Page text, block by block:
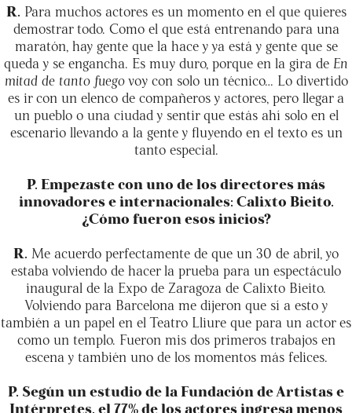
R. Para muchos actores es un momento en el que quieres
demostrar todo. Como el que está entrenando para una
maratón, hay gente que la hace y ya está y gente que se
queda y se engancha. Es muy duro, porque en la gira de En
mitad de tanto fuegovoy con solo un técnico… Lo divertido
es ir con un elenco de compañeros y actores, pero llegar a
un pueblo o una ciudad y sentir que estás ahí solo en el
escenario llevando a la gente y fluyendo en el texto es un
tanto especial.
P. Empezaste con uno de los directores más
innovadores e internacionales: Calixto Bieito.
¿Cómo fueron esos inicios?
R. Me acuerdo perfectamente de que un 30 de abril, yo
estaba volviendo de hacer la prueba para un espectáculo
inaugural de la Expo de Zaragoza de Calixto Bieito.
Volviendo para Barcelona me dijeron que sí a esto y
también a un papel en el Teatro Lliure que para un actor es
como un templo. Fueron mis dos primeros trabajos en
escena y también uno de los momentos más felices.
P. Según un estudio de la Fundación de Artistas e
Intérpretes, el 77% de los actores ingresa menos